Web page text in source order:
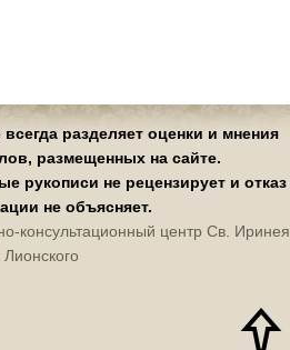
разделяет оценки и мнения
размещенных на сайте.
рукописи не рецензирует и отказ
не объясняет.
консультационный центр Св. Иринея
Лионского